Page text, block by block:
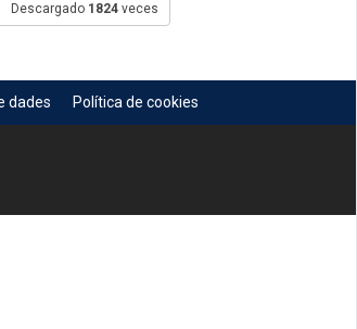
Descargado 1824 veces
dades Política de cookies